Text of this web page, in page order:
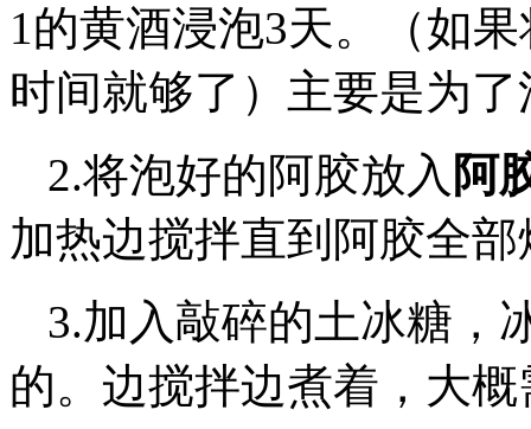
1的黄酒浸泡3天。（如
时间就够了）主要是为了
2.将泡好的阿胶放入 阿
加热边搅拌直到阿胶全
3.加入敲碎的土冰糖，
的。边搅拌边煮着，大